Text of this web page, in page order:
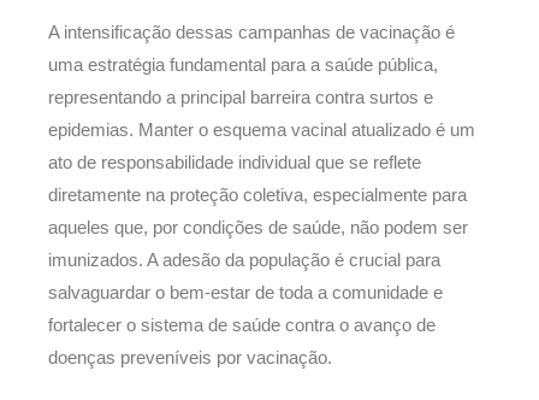
A intensificação dessas campanhas de vacinação é
uma estratégia fundamental para a saúde pública,
representando a principal barreira contra surtos e
epidemias. Manter o esquema vacinal atualizado é um
ato de responsabilidade individual que se reflete
diretamente na proteção coletiva, especialmente para
aqueles que, por condições de saúde, não podem ser
imunizados. A adesão da população é crucial para
salvaguardar o bem-estar de toda a comunidade e
fortalecer o sistema de saúde contra o avanço de
doenças preveníveis por vacinação.